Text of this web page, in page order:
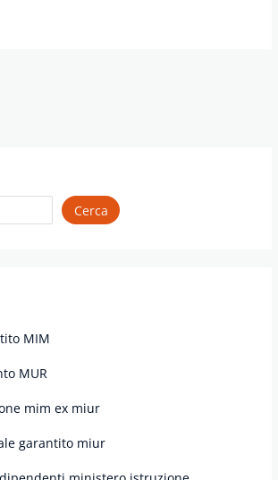
Cerca
MIM
MUR
mim ex miur
garantito miur